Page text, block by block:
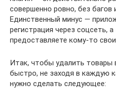
совершенно ровно, без багов
Единственный минус —
регистрация через соцсеть,
предоставляете кому-то
Итак, чтобы удалить товары
быстро, не заходя в каждую
нужно сделать следующее: